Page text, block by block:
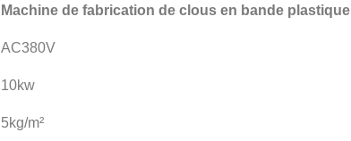
Machine de fabrication de clous en bande plastique
AC380V
10kw
5kg/m²